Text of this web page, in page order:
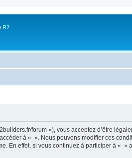
R2
forum »), vous acceptez d’être
à « ». Nous pouvons modifier ces
En effet, si vous continuez à participer à « »